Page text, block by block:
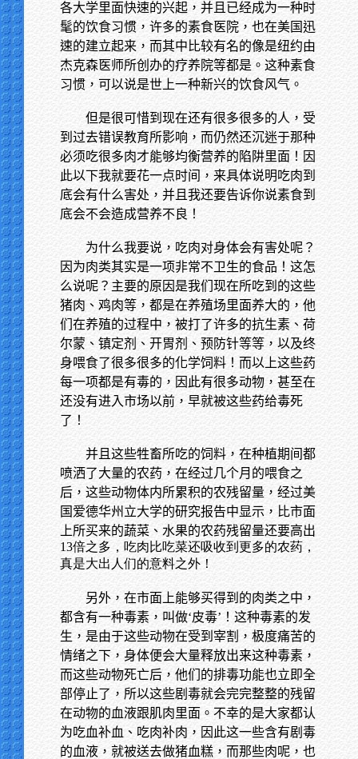
各大学里面快速的兴起，并且已经成为一种时
髦的饮食习惯，许多的素食医院，也在美国迅
速的建立起来，而其中比较有名的像是纽约由
杰克森医师所创办的疗养院等都是。这种素食
习惯，可以说是世上一种新兴的饮食风气。
但是很可惜到现在还有很多很多的人，受
到过去错误教育所影响，而仍然还沉迷于那种
必须吃很多肉才能够均衡营养的陷阱里面！因
此以下我就要花一点时间，来具体说明吃肉到
底会有什么害处，并且我还要告诉你说素食到
底会不会造成营养不良！
为什么我要说，吃肉对身体会有害处呢？
因为肉类其实是一项非常不卫生的食品！这怎
么说呢？主要的原因是我们现在所吃到的这些
猪肉、鸡肉等，都是在养殖场里面养大的，他
们在养殖的过程中，被打了许多的抗生素、荷
尔蒙、镇定剂、开胃剂、预防针等等，以及终
身喂食了很多很多的化学饲料！而以上这些药
每一项都是有毒的，因此有很多动物，甚至在
还没有进入市场以前，早就被这些药给毒死
了！
并且这些牲畜所吃的饲料，在种植期间都
喷洒了大量的农药，在经过几个月的喂食之
后，这些动物体内所累积的农残留量，经过美
国爱德华州立大学的研究报告中显示，比市面
上所买来的蔬菜、水果的农药残留量还要高出
13倍之多，吃肉比吃菜还吸收到更多的农药，
真是大出人们的意料之外！
另外，在市面上能够买得到的肉类之中，
都含有一种毒素，叫做‘皮毒’！这种毒素的发
生，是由于这些动物在受到宰割，极度痛苦的
情绪之下，身体便会大量释放出来这种毒素，
而这些动物死亡后，他们的排毒功能也立即全
部停止了，所以这些剧毒就会完完整整的残留
在动物的血液跟肌肉里面。不幸的是大家都认
为吃血补血、吃肉补肉，因此这一些含有剧毒
的血液，就被送去做猪血糕，而那些肉呢，也